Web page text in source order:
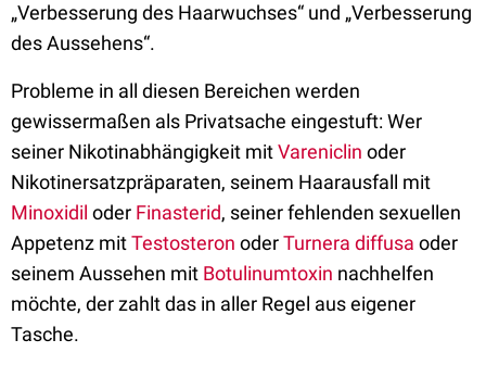
„Verbesserung des Haarwuchses“ und „Verbesserung
des Aussehens“.
Probleme in all diesen Bereichen werden
gewissermaßen als Privatsache eingestuft: Wer
seiner Nikotinabhängigkeit mitVareniclin oder
Nikotinersatzpräparaten, seinem Haarausfall mit
Minoxidil oder Finasterid, seiner fehlenden sexuellen
Appetenz mitTestosteron oderTurnera diffusa oder
seinem Aussehen mit Botulinumtoxin nachhelfen
möchte, der zahlt das in aller Regel aus eigener
Tasche.